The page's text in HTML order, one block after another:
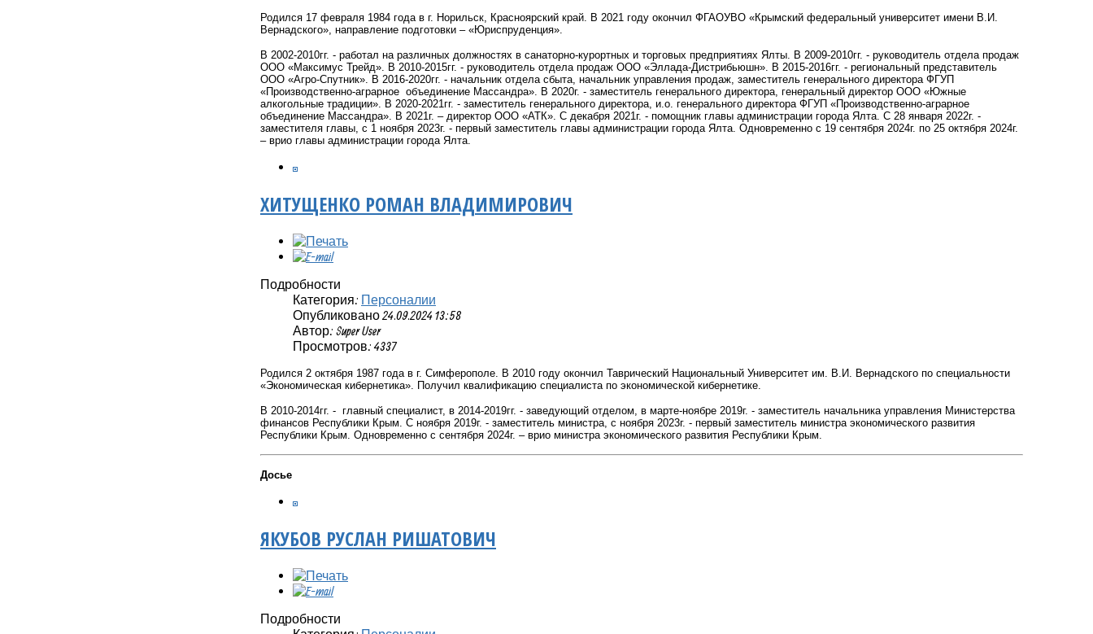
Родился 17 февраля 1984 года в г. Норильск, Красноярский край. В 2021 году окончил ФГАОУВО «Крымский федеральный университет имени В.И.
Вернадского», направление подготовки – «Юриспруденция».
В 2002-2010гг. - работал на различных должностях в санаторно-курортных и торговых предприятиях Ялты. В 2009-2010гг. - руководитель отдела продаж
ООО «Максимус Трейд». В 2010-2015гг. - руководитель отдела продаж ООО «Эллада-Дистрибьюшн». В 2015-2016гг. - региональный представитель
ООО «Агро-Спутник». В 2016-2020гг. - начальник отдела сбыта, начальник управления продаж, заместитель генерального директора ФГУП
«Производственно-аграрное объединение Массандра». В 2020г. - заместитель генерального директора, генеральный директор ООО «Южные
алкогольные традиции». В 2020-2021гг. - заместитель генерального директора, и.о. генерального директора ФГУП «Производственно-аграрное
объединение Массандра». В 2021г. – директор ООО «АТК». С декабря 2021г. - помощник главы администрации города Ялта. С 28 января 2022г. -
заместителя главы, с 1 ноября 2023г. - первый заместитель главы администрации города Ялта. Одновременно с 19 сентября 2024г. по 25 октября 2024г.
– врио главы администрации города Ялта.
ХИТУЩЕНКО РОМАН ВЛАДИМИРОВИЧ
Подробности
Категория: Персоналии
Опубликовано 24.09.2024 13:58
Автор: Super User
Просмотров: 4337
Родился 2 октября 1987 года в г. Симферополе. В 2010 году окончил Таврический Национальный Университет им. В.И. Вернадского по специальности
«Экономическая кибернетика». Получил квалификацию специалиста по экономической кибернетике.
В 2010-2014гг. - главный специалист, в 2014-2019гг. - заведующий отделом, в марте-ноябре 2019г. - заместитель начальника управления Министерства
финансов Республики Крым. С ноября 2019г. - заместитель министра, с ноября 2023г. - первый заместитель министра экономического развития
Республики Крым. Одновременно с сентября 2024г. – врио министра экономического развития Республики Крым.
Досье
ЯКУБОВ РУСЛАН РИШАТОВИЧ
Подробности